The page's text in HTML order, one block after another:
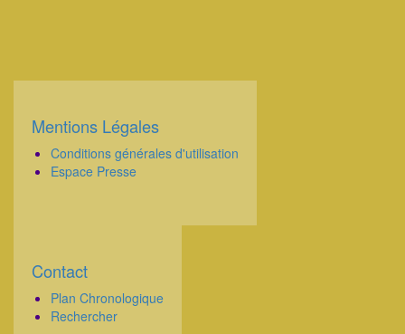
Corps
Mentions Légales
Conditions générales d'utilisation
Espace Presse
Corps
Contact
Plan Chronologique
Rechercher